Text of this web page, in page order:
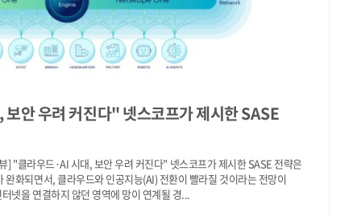
안 우려 커진다" 넷스코프가 제시한 SASE
] "클라우드·AI 시대, 보안 우려 커진다" 넷스코프가 제시한 SASE 전략은
화되면서, 클라우드와 인공지능(AI) 전환이 빨라질 것이라는 전망이
넷을 연결하지 않던 영역에 망이 연계될 경...